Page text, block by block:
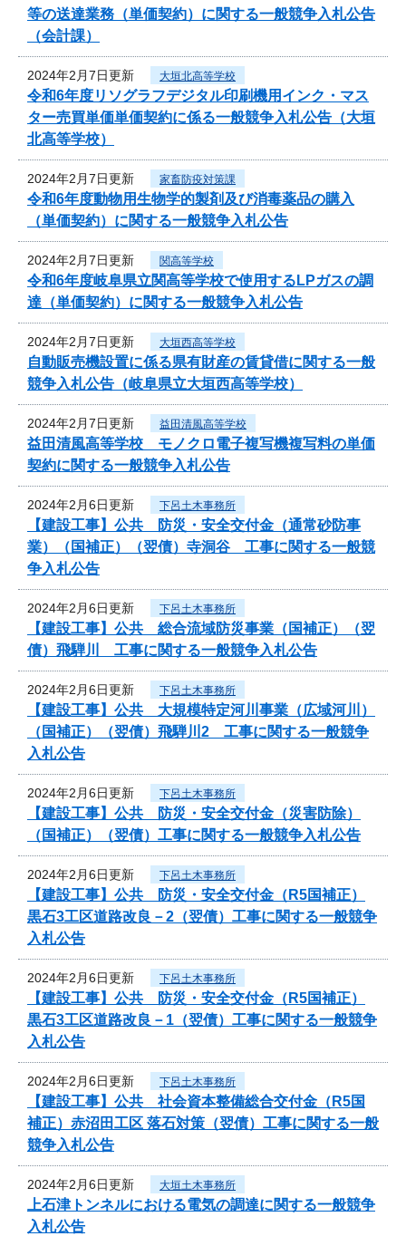
等の送達業務（単価契約）に関する一般競争入札公告
（会計課）
2024年2月7日更新 大垣北高等学校
令和6年度リソグラフデジタル印刷機用インク・マス
ター売買単価単価契約に係る一般競争入札公告（大垣
北高等学校）
2024年2月7日更新 家畜防疫対策課
令和6年度動物用生物学的製剤及び消毒薬品の購入
（単価契約）に関する一般競争入札公告
2024年2月7日更新 関高等学校
令和6年度岐阜県立関高等学校で使用するLPガスの調
達（単価契約）に関する一般競争入札公告
2024年2月7日更新 大垣西高等学校
自動販売機設置に係る県有財産の賃貸借に関する一般
競争入札公告（岐阜県立大垣西高等学校）
2024年2月7日更新 益田清風高等学校
益田清風高等学校 モノクロ電子複写機複写料の単価
契約に関する一般競争入札公告
2024年2月6日更新 下呂土木事務所
【建設工事】公共 防災・安全交付金（通常砂防事
業）（国補正）（翌債）寺洞谷 工事に関する一般競
争入札公告
2024年2月6日更新 下呂土木事務所
【建設工事】公共 総合流域防災事業（国補正）（翌
債）飛騨川 工事に関する一般競争入札公告
2024年2月6日更新 下呂土木事務所
【建設工事】公共 大規模特定河川事業（広域河川）
（国補正）（翌債）飛騨川2 工事に関する一般競争
入札公告
2024年2月6日更新 下呂土木事務所
【建設工事】公共 防災・安全交付金（災害防除）
（国補正）（翌債）工事に関する一般競争入札公告
2024年2月6日更新 下呂土木事務所
【建設工事】公共 防災・安全交付金（R5国補正）
黒石3工区道路改良－2（翌債）工事に関する一般競争
入札公告
2024年2月6日更新 下呂土木事務所
【建設工事】公共 防災・安全交付金（R5国補正）
黒石3工区道路改良－1（翌債）工事に関する一般競争
入札公告
2024年2月6日更新 下呂土木事務所
【建設工事】公共 社会資本整備総合交付金（R5国
補正）赤沼田工区 落石対策（翌債）工事に関する一般
競争入札公告
2024年2月6日更新 大垣土木事務所
上石津トンネルにおける電気の調達に関する一般競争
入札公告